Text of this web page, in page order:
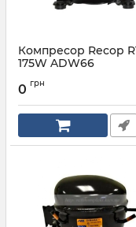
Компресор Recop
175W ADW66
0 грн